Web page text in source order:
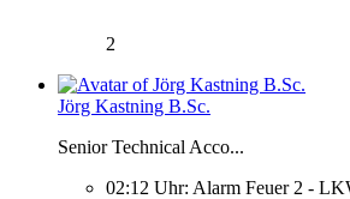
2
Jörg Kastning B.Sc.
Senior Technical Acco...
02:12 Uhr: Alarm Feuer 2 -